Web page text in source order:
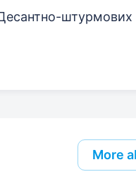
штурмових
More